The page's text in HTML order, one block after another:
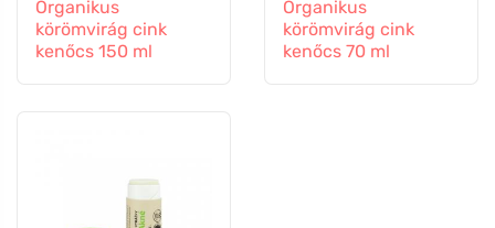
Organikus
körömvirág cink
kenőcs 150 ml
Organikus
körömvirág cink
kenőcs 70 ml